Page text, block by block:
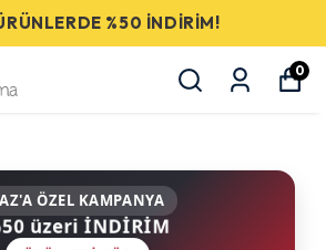
%50 İNDİRİM!
0
ÖZEL KAMPANYA
üzeri İNDİRİM